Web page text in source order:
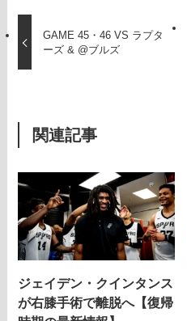
GAME 45・46 VS ラプタ
ーズ & @ブルズ
関連記事
ジェイデン・クインタンス
が右膝手術で離脱へ【復帰